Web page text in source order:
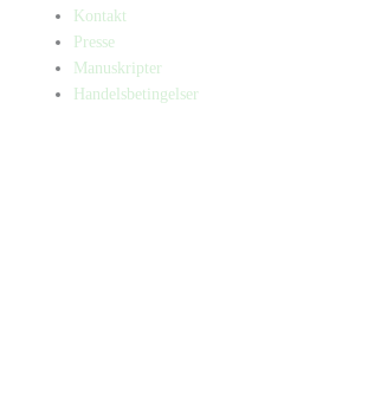
Kontakt
Presse
Manuskripter
Handelsbetingelser